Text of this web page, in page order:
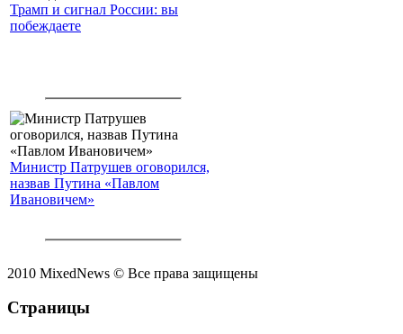
Трамп и сигнал России: вы
побеждаете
Министр Патрушев оговорился,
назвав Путина «Павлом
Ивановичем»
2010 MixedNews © Все права защищены
Страницы